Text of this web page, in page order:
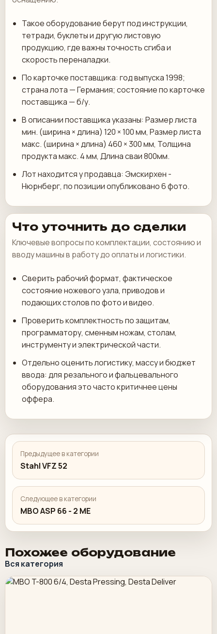
Такое оборудование берут под инструкции,
тетради, буклеты и другую листовую
продукцию, где важны точность сгиба и
скорость переналадки.
По карточке поставщика: год выпуска 1998;
страна лота — Германия; состояние по карточке
поставщика — б/у.
В описании поставщика указаны: Размер листа
мин. (ширина × длина) 120 × 100 мм, Размер листа
макс. (ширина × длина) 460 × 300 мм, Толщина
продукта макс. 4 мм, Длина сваи 800мм.
Лот находится у продавца: Эмскирхен -
Нюрнберг, по позиции опубликовано 6 фото.
Что уточнить до сделки
Ключевые вопросы по комплектации, состоянию и
вводу машины в работу до оплаты и логистики.
Сверить рабочий формат, фактическое
состояние ножевого узла, приводов и
подающих столов по фото и видео.
Проверить комплектность по защитам,
программатору, сменным ножам, столам,
инструменту и электрической части.
Отдельно оценить логистику, массу и бюджет
ввода: для резального и фальцевального
оборудования это часто критичнее цены
оффера.
Предыдущее в категории
Stahl VFZ 52
Следующее в категории
MBO ASP 66 - 2 ME
Похожее оборудование
Вся категория